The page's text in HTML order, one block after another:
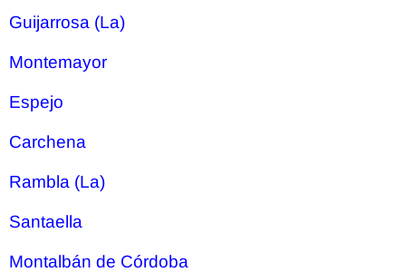
Guijarrosa (La)
Montemayor
Espejo
Carchena
Rambla (La)
Santaella
Montalbán de Córdoba